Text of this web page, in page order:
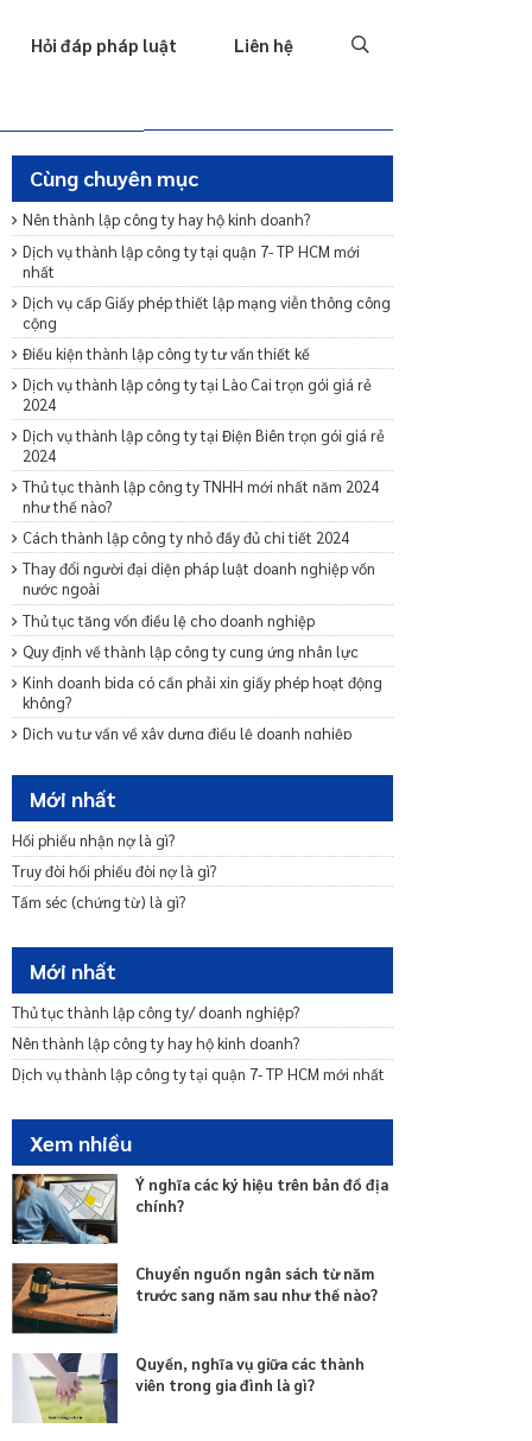
Hỏi đáp pháp luật Liên hệ Hôn nhân & Gia đình
Cùng chuyên mục
Nên thành lập công ty hay hộ kinh doanh?
Dịch vụ thành lập công ty tại quận 7- TP HCM mới
nhất
Dịch vụ cấp Giấy phép thiết lập mạng viễn thông công
cộng
Điều kiện thành lập công ty tư vấn thiết kế
Dịch vụ thành lập công ty tại Lào Cai trọn gói giá rẻ
2024
Dịch vụ thành lập công ty tại Điện Biên trọn gói giá rẻ
2024
Thủ tục thành lập công ty TNHH mới nhất năm 2024
như thế nào?
Cách thành lập công ty nhỏ đầy đủ chi tiết 2024
Thay đổi người đại diện pháp luật doanh nghiệp vốn
nước ngoài
Thủ tục tăng vốn điều lệ cho doanh nghiệp
Quy định về thành lập công ty cung ứng nhân lực
Kinh doanh bida có cần phải xin giấy phép hoạt động
không?
Dịch vụ tư vấn về xây dựng điều lệ doanh nghiệp
Mẫu giấy đề nghị dừng thực hiện thủ tục đăng ký
doanh nghiệp
Quy định về giấy phép kinh doanh cà phê mới nhất
2024
Quy định về chuyển đổi loại hình doanh nghiệp mới
Mẫu cam kết bảo lãnh phát hành trái phiếu ra công
chúng
Dịch vụ tư vấn khởi nghiệp – Startup trọn gói uy tín
Tư vấn miễn nhiệm bãi miễn thành viên Ban quản trị
nhà chung cư
Mới nhất
Hối phiếu nhận nợ là gì?
Truy đòi hối phiếu đòi nợ là gì?
Tấm séc (chứng từ) là gì?
Mới nhất
Thủ tục thành lập công ty/ doanh nghiệp?
Nên thành lập công ty hay hộ kinh doanh?
Dịch vụ thành lập công ty tại quận 7- TP HCM mới nhất
Xem nhiều
Ý nghĩa các ký hiệu trên bản đồ địa
chính?
Chuyển nguồn ngân sách từ năm
trước sang năm sau như thế nào?
Quyền, nghĩa vụ giữa các thành
viên trong gia đình là gì?